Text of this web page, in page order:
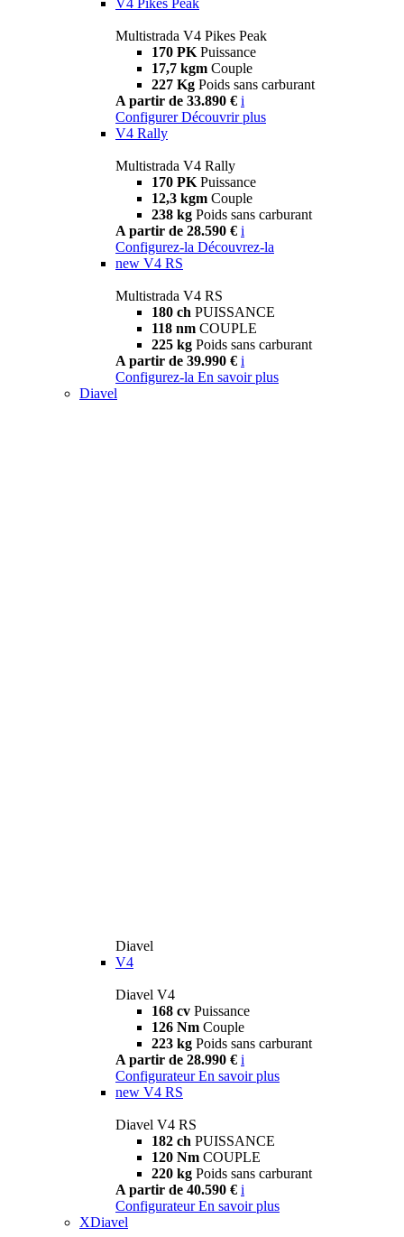
Multistrada V4 Pikes Peak
170 PK Puissance
17,7 kgm Couple
227 Kg Poids sans carburant
A partir de 33.890 € i
Configurer Découvrir plus
V4 Rally
Multistrada V4 Rally
170 PK Puissance
12,3 kgm Couple
238 kg Poids sans carburant
A partir de 28.590 € i
Configurez-la Découvrez-la
new V4 RS
Multistrada V4 RS
180 ch PUISSANCE
118 nm COUPLE
225 kg Poids sans carburant
A partir de 39.990 € i
Configurez-la En savoir plus
Diavel
Diavel
V4
Diavel V4
168 cv Puissance
126 Nm Couple
223 kg Poids sans carburant
A partir de 28.990 € i
Configurateur En savoir plus
new V4 RS
Diavel V4 RS
182 ch PUISSANCE
120 Nm COUPLE
220 kg Poids sans carburant
A partir de 40.590 € i
Configurateur En savoir plus
XDiavel